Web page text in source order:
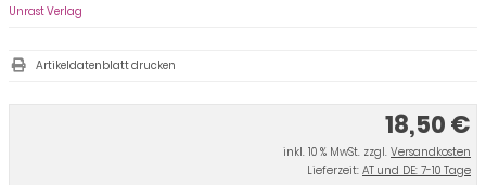
18,50 €
inkl. 10 % MwSt. zzgl. Versandkosten
Lieferzeit: AT und DE: 7-10 Tage
Unrast Verlag
Artikeldatenblatt drucken